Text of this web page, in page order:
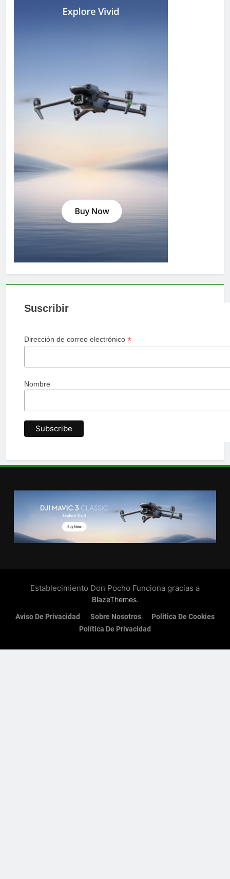
Suscribir
Dirección de correo electrónico *
Nombre
Establecimiento Don Pocho Funciona gracias a
BlazeThemes.
Aviso De Privacidad Sobre Nosotros
Política De Cookies
Política De Privacidad